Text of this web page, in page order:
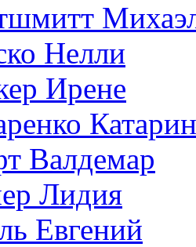
Нелли
Ирене
Валдемaр
Лидия
Евгений